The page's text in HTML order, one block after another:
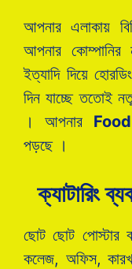
আপনার এলাকায়
আপনার কোম্পানির
ইত্যাদি দিয়ে
দিন যাচ্ছে ততোই
। আপনার
পড়ছে ।
ক্যাটারিং
ছোট ছোট পোস্টার
কলেজ, অফিস,